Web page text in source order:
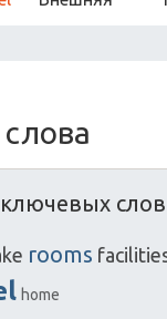
слов
rooms
home